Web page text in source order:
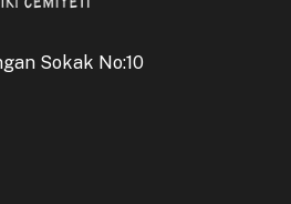
Sokak No:10